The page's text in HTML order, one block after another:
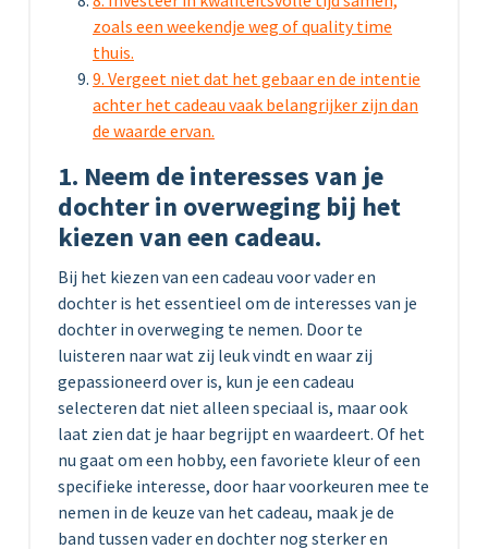
zoals een weekendje weg of quality time
thuis.
9. Vergeet niet dat het gebaar en de intentie
achter het cadeau vaak belangrijker zijn dan
de waarde ervan.
1. Neem de interesses van je
dochter in overweging bij het
kiezen van een cadeau.
Bij het kiezen van een cadeau voor vader en
dochter is het essentieel om de interesses van je
dochter in overweging te nemen. Door te
luisteren naar wat zij leuk vindt en waar zij
gepassioneerd over is, kun je een cadeau
selecteren dat niet alleen speciaal is, maar ook
laat zien dat je haar begrijpt en waardeert. Of het
nu gaat om een hobby, een favoriete kleur of een
specifieke interesse, door haar voorkeuren mee te
nemen in de keuze van het cadeau, maak je de
band tussen vader en dochter nog sterker en